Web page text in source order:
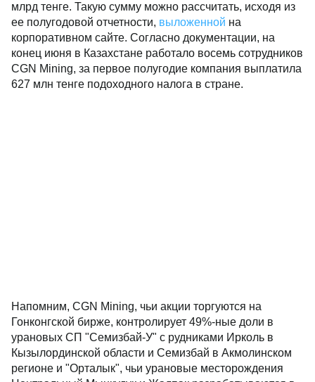
млрд тенге. Такую сумму можно рассчитать, исходя из
ее полугодовой отчетности, выложенной на
корпоративном сайте. Согласно документации, на
конец июня в Казахстане работало восемь сотрудников
CGN Mining, за первое полугодие компания выплатила
627 млн тенге подоходного налога в стране.
Напомним, CGN Mining, чьи акции торгуются на
Гонконгской бирже, контролирует 49%-ные доли в
урановых СП "Семизбай-У" с рудниками Ирколь в
Кызылординской области и Семизбай в Акмолинском
регионе и "Орталык", чьи урановые месторождения